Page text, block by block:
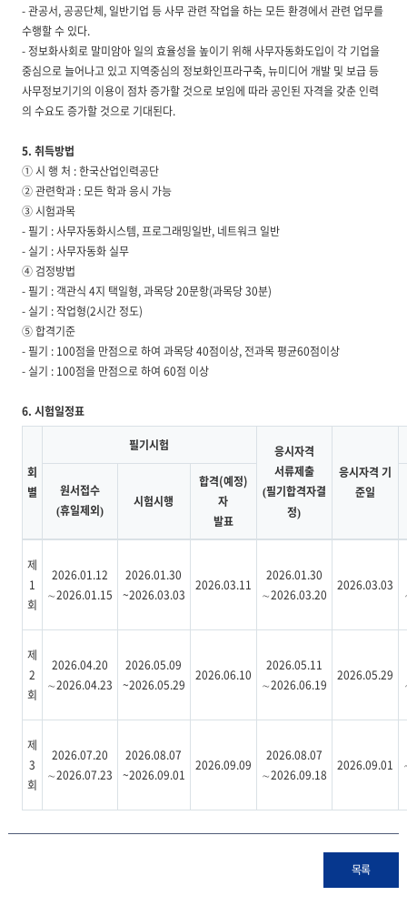
- 관공서, 공공단체, 일반기업 등 사무 관련 작업을 하는 모든 환경에서 관련 업무를
수행할 수 있다.
- 정보화사회로 말미암아 일의 효율성을 높이기 위해 사무자동화도입이 각 기업을
중심으로 늘어나고 있고 지역중심의 정보화인프라구축, 뉴미디어 개발 및 보급 등
사무정보기기의 이용이 점차 증가할 것으로 보임에 따라 공인된 자격을 갖춘 인력
의 수요도 증가할 것으로 기대된다.
5. 취득방법
① 시 행 처 : 한국산업인력공단
② 관련학과 : 모든 학과 응시 가능
③ 시험과목
- 필기 : 사무자동화시스템, 프로그래밍일반, 네트워크 일반
- 실기 : 사무자동화 실무
④ 검정방법
- 필기 : 객관식 4지 택일형, 과목당 20문항(과목당 30분)
- 실기 : 작업형(2시간 정도)
⑤ 합격기준
- 필기 : 100점을 만점으로 하여 과목당 40점이상, 전과목 평균60점이상
- 실기 : 100점을 만점으로 하여 60점 이상
6. 시험일정표
회
별
필기시험
응시자격
서류제출
(필기합격자결
정)
응시자격 기
준일
원서접수
(휴일제외)
시험시행
합격(예정)
자
발표
제
1
회
2026.01.12
∼2026.01.15
2026.01.30
~2026.03.03
2026.03.11
2026.01.30
∼2026.03.20
2026.03.03
제
2
회
2026.04.20
∼2026.04.23
2026.05.09
~2026.05.29
2026.06.10
2026.05.11
∼2026.06.19
2026.05.29
제
3
회
2026.07.20
∼2026.07.23
2026.08.07
~2026.09.01
2026.09.09
2026.08.07
∼2026.09.18
2026.09.01
목록